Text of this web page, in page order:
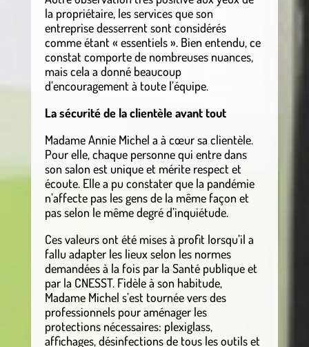
la propriétaire, les services que son
entreprise desserrent sont considérés
comme étant « essentiels ». Bien entendu, ce
constat comporte de nombreuses nuances,
mais cela a donné beaucoup
d’encouragement à toute l’équipe.
La sécurité de la clientèle avant tout
Madame Annie Michel a à cœur sa clientèle.
Pour elle, chaque personne qui entre dans
son salon est unique et mérite respect et
écoute. Elle a pu constater que la pandémie
n’affecte pas les gens de la même façon et
pas selon le même degré d’inquiétude.
Ces valeurs ont été mises à profit lorsqu’il a
fallu adapter les lieux selon les normes
demandées à la fois par la Santé publique et
par la CNESST. Fidèle à son habitude,
Madame Michel s’est tournée vers des
professionnels pour aménager les
protections nécessaires: plexiglass,
affichages, désinfections de tous les outils et